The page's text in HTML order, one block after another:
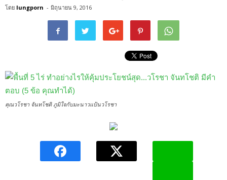
โดย lungporn - มิถุนายน 9, 2016
คุณวโรชา จันทโชติ ภูมิใจกับมะนาวแป้นวโรชา